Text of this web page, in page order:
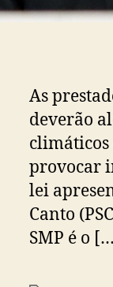
As
deverão
climáticos
provocar
lei
Canto
SMP é o